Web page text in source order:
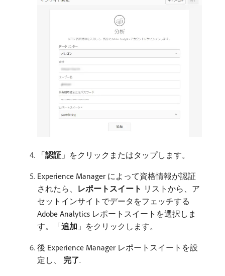
「認証 」をクリックまたはタップします。
Experience Manager によって資格情報が認証
されたら、 レポートスイート ​リストから、ア
セットインサイトでデータをフェッチする
Adobe Analytics レポートスイートを選択しま
す。「追加 」をクリックします。
後 Experience Manager レポートスイートを設
定し、 完了.